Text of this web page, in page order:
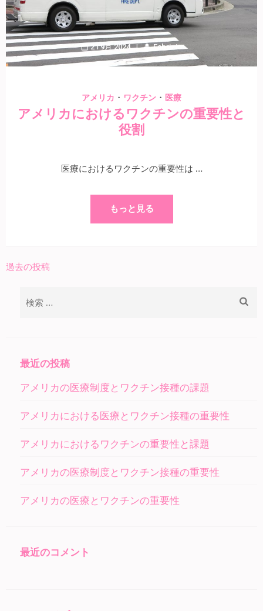
21 9月 2024 Fabrizio
アメリカ ・ ワクチン ・ 医療
アメリカにおけるワクチンの重要性と
役割
医療におけるワクチンの重要性は …
もっと見る
過去の投稿
最近の投稿
アメリカの医療制度とワクチン接種の課題
アメリカにおける医療とワクチン接種の重要性
アメリカにおけるワクチンの重要性と課題
アメリカの医療制度とワクチン接種の重要性
アメリカの医療とワクチンの重要性
最近のコメント